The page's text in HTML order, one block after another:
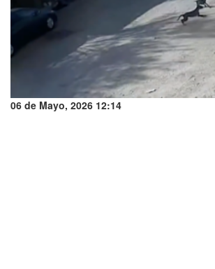
06 de Mayo, 2026 12:14